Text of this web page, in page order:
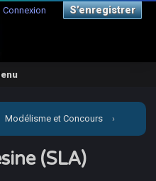
Connexion S’enregistrer
Modélisme et Concours ›
3D résine (SLA)
(SLA)